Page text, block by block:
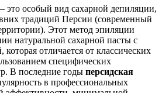
– это особый вид сахарной депиляции,
традиций Персии (современный
Этот метод эпиляции
натуральной сахарной пасты с
отличается от классических
специфических
В последние годы персидская
в профессиональных